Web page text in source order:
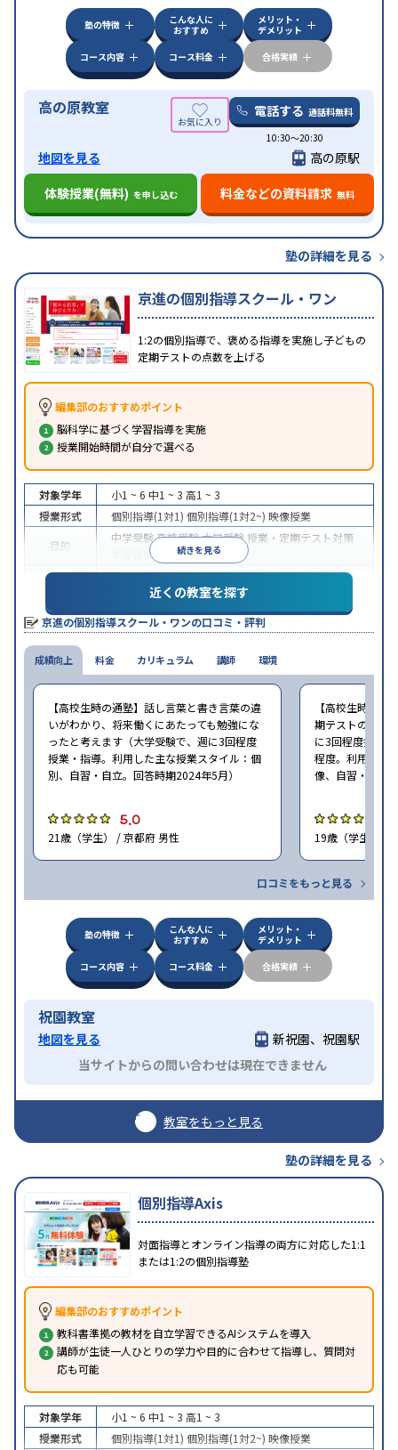
塾の特徴
こんな人に
おすすめ
メリット・
デメリット
コース内容
コース料金 合格実績
高の原教室 電話する 通話料無料
10:30〜20:30
地図を見る
高の原駅
体験授業(無料) を申し込む 料金などの資料請求 無料
塾の詳細を見る
京進の個別指導スクール・ワン
1:2の個別指導で、褒める指導を実施し子どもの
定期テストの点数を上げる
編集部のおすすめポイント
脳科学に基づく学習指導を実施
授業開始時間が自分で選べる
続きを見る
対象学年 小1 ~ 6 中1 ~ 3 高1 ~ 3
授業形式
個別指導(1対1) 個別指導(1対2~) 映像授業
目的
中学受験高校受験大学受験 授業・定期テスト対策
学習習慣の定着
中高一貫校生に対応授業の振替可能学習にPC・タ
ブレットを利用季節講習のみの受講可
※2024年6月調査。大学受験塾・予備校のアンケート調査方法を参照
近くの教室を探す
京進の個別指導スクール・ワンの口コミ・評判
成績向上
【高校生時の通塾】話し言葉と書き言葉の違
いがわかり、将来働くにあたっても勉強にな
ったと考えます（大学受験で、週に3回程度
授業・指導。利用した主な授業スタイル：個
別、自習・自立。回答時期2024年5月）
5.0
21歳（学生） / 京都府 男性
【高校生時の通
期テストの点数
に3回程度授業
程度。利用した
像、自習・自立
19歳（学生） /
口コミをもっと見る
料金 カリキュラム 講師 環境
塾の特徴
こんな人に
おすすめ
メリット・
デメリット
コース内容
コース料金 合格実績
祝園教室
地図を見る
新祝園、祝園駅
当サイトからの問い合わせは現在できません
教室をもっと見る
塾の詳細を見る
個別指導Axis
対面指導とオンライン指導の両方に対応した1:1
または1:2の個別指導塾
編集部のおすすめポイント
教科書準拠の教材を自立学習できるAIシステムを導入
講師が生徒一人ひとりの学力や目的に合わせて指導し、質問対
応も可能
対象学年 小1 ~ 6 中1 ~ 3 高1 ~ 3
授業形式
個別指導(1対1) 個別指導(1対2~) 映像授業